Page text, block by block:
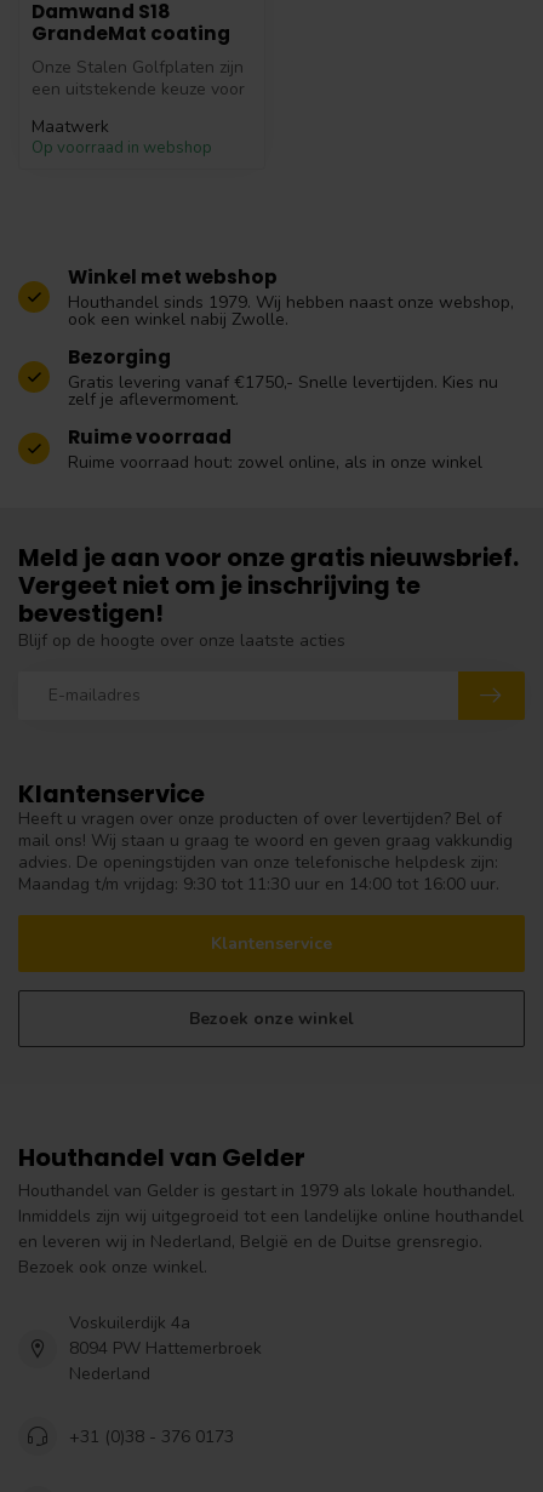
Damwand S18
GrandeMat coating
Onze Stalen Golfplaten zijn
een uitstekende keuze voor
Maatwerk
Op voorraad in webshop
Winkel met webshop
Houthandel sinds 1979. Wij hebben naast onze webshop,
ook een winkel nabij Zwolle.
Bezorging
Gratis levering vanaf €1750,- Snelle levertijden. Kies nu
zelf je aflevermoment.
Ruime voorraad
Ruime voorraad hout: zowel online, als in onze winkel
Klantenservice
Heeft u vragen over onze producten of over levertijden? Bel of
mail ons! Wij staan u graag te woord en geven graag vakkundig
advies. De openingstijden van onze telefonische helpdesk zijn:
Maandag t/m vrijdag: 9:30 tot 11:30 uur en 14:00 tot 16:00 uur.
Klantenservice
Bezoek onze winkel
Meld je aan voor onze gratis nieuwsbrief.
Vergeet niet om je inschrijving te
bevestigen!
Blijf op de hoogte over onze laatste acties
Houthandel van Gelder
Houthandel van Gelder is gestart in 1979 als lokale houthandel.
Inmiddels zijn wij uitgegroeid tot een landelijke online houthandel
en leveren wij in Nederland, België en de Duitse grensregio.
Bezoek ook onze winkel.
Voskuilerdijk 4a
8094 PW Hattemerbroek
Nederland
+31 (0)38 - 376 0173